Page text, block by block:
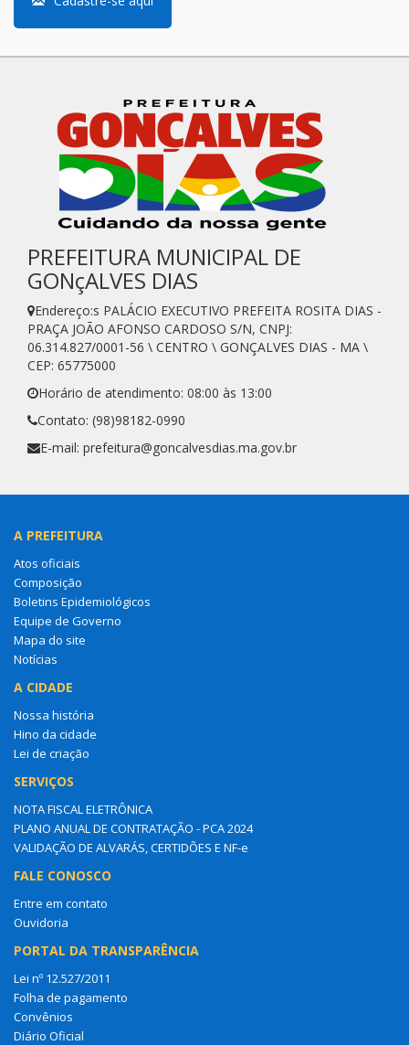
PREFEITURA MUNICIPAL DE
GONçALVES DIAS
Endereço:s PALÁCIO EXECUTIVO PREFEITA ROSITA DIAS -
PRAÇA JOÃO AFONSO CARDOSO S/N, CNPJ:
06.314.827/0001-56 \ CENTRO \ GONÇALVES DIAS - MA \
CEP: 65775000
Horário de atendimento: 08:00 às 13:00
Contato: (98)98182-0990
E-mail: prefeitura@goncalvesdias.ma.gov.br
A PREFEITURA
Atos oficiais
Composição
Boletins Epidemiológicos
Equipe de Governo
Mapa do site
Notícias
A CIDADE
Nossa história
Hino da cidade
Lei de criação
SERVIÇOS
NOTA FISCAL ELETRÔNICA
PLANO ANUAL DE CONTRATAÇÃO - PCA 2024
VALIDAÇÃO DE ALVARÁS, CERTIDÕES E NF-e
FALE CONOSCO
Entre em contato
Ouvidoria
PORTAL DA TRANSPARÊNCIA
Lei nº 12.527/2011
Folha de pagamento
Convênios
Diário Oficial